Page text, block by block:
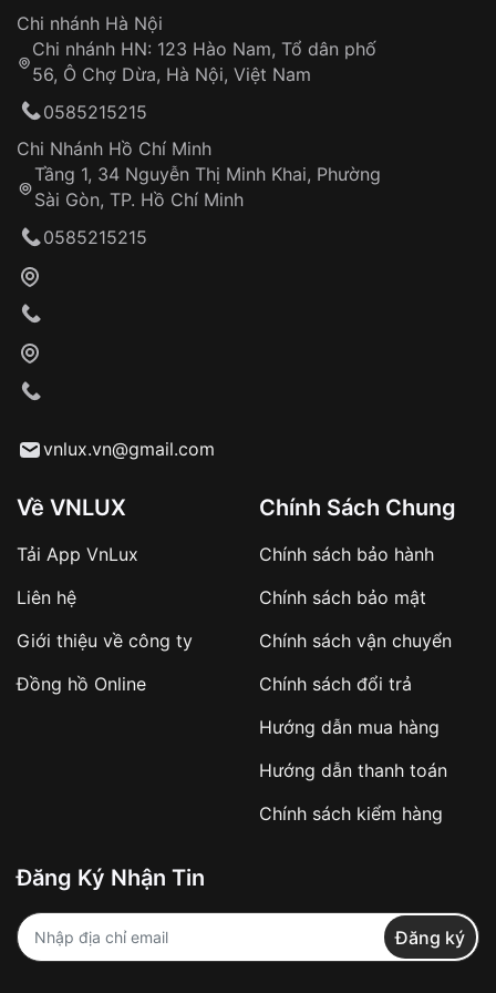
Hotline: 0585 215 215
Từ khóa SEO:
Khách hàng kiểm tra và thanh toán trực tiếp
Từ khóa SEO:
sản phẩm đặc biệt
Khách hàng cần
đặt cọc trước 10% giá trị đơn
hàng
Số tiền còn lại thanh toán khi nhận hàng hoặc
✔️ Hạn chế tình trạng hủy đơn không mong
Từ khóa SEO:
Đảm bảo quyền lợi khách hàng
Đồng hành cùng khách hàng trong suốt quá
trình sử dụng
Chi nhánh Hà Nội
Chi nhánh HN: 123 Hào Nam, Tổ dân phố
56, Ô Chợ Dừa, Hà Nội, Việt Nam
0585215215
Chi Nhánh Hồ Chí Minh
Tầng 1, 34 Nguyễn Thị Minh Khai, Phường
Sài Gòn, TP. Hồ Chí Minh
0585215215
vnlux.vn@gmail.com
Về VNLUX
Tải App VnLux
Liên hệ
Giới thiệu về công ty
Đồng hồ Online
Chính Sách Chung
Chính sách bảo hành
Chính sách bảo mật
Chính sách vận chuyển
Chính sách đổi trả
Hướng dẫn mua hàng
Hướng dẫn thanh toán
Chính sách kiểm hàng
Đăng Ký Nhận Tin
Đăng ký